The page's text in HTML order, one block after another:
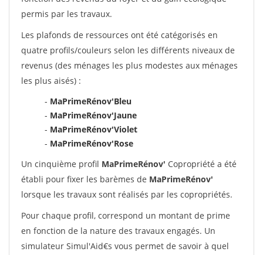
permis par les travaux.
Les plafonds de ressources ont été catégorisés en
quatre profils/couleurs selon les différents niveaux de
revenus (des ménages les plus modestes aux ménages
les plus aisés) :
- MaPrimeRénov'Bleu
- MaPrimeRénov'Jaune
- MaPrimeRénov'Violet
- MaPrimeRénov'Rose
Un cinquième profil MaPrimeRénov' Copropriété a été
établi pour fixer les barèmes de MaPrimeRénov'
lorsque les travaux sont réalisés par les copropriétés.
Pour chaque profil, correspond un montant de prime
en fonction de la nature des travaux engagés. Un
simulateur Simul'Aid€s vous permet de savoir à quel